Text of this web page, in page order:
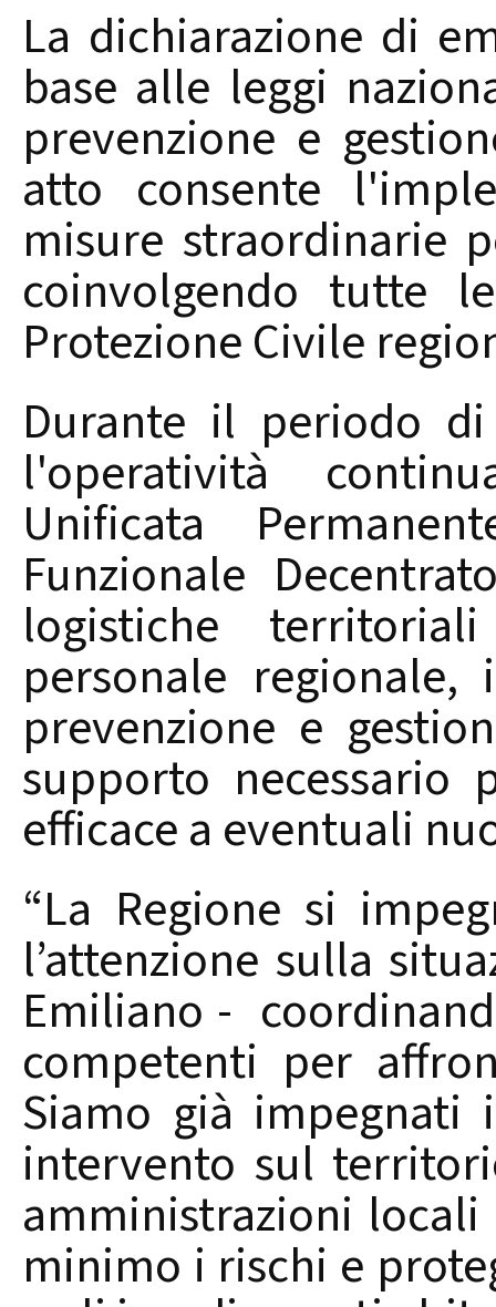
La dichiarazione di
base alle leggi
prevenzione e
atto consente
misure straordinarie
coinvolgendo tutte
Protezione Civile
Durante il periodo di
l'operatività
Unificata
Funzionale
logistiche
personale
prevenzione e
supporto necessario
efficace a eventuali
“La Regione si
l’attenzione sulla
Emiliano -
competenti per
Siamo già
intervento sul
amministrazioni
minimo i rischi e